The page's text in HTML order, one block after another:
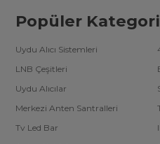
Popüler
Uydu Alıcı Sistemleri
LNB Çeşitleri
Uydu Alıcılar
Merkezi Anten Santralleri
Tv Led Bar